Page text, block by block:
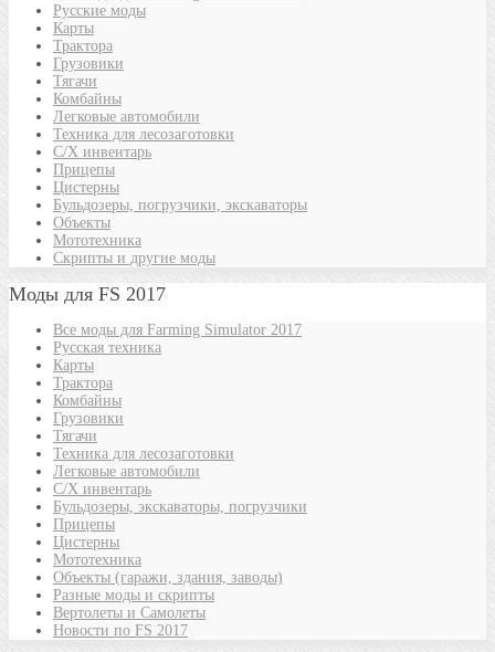
Русские моды
Карты
Трактора
Грузовики
Тягачи
Комбайны
Легковые автомобили
Техника для лесозаготовки
С/Х инвентарь
Прицепы
Цистерны
Бульдозеры, погрузчики, экскаваторы
Объекты
Мототехника
Скрипты и другие моды
Моды для FS 2017
Все моды для Farming Simulator 2017
Русская техника
Карты
Трактора
Комбайны
Грузовики
Тягачи
Техника для лесозаготовки
Легковые автомобили
С/Х инвентарь
Бульдозеры, экскаваторы, погрузчики
Прицепы
Цистерны
Мототехника
Объекты (гаражи, здания, заводы)
Разные моды и скрипты
Вертолеты и Самолеты
Новости по FS 2017